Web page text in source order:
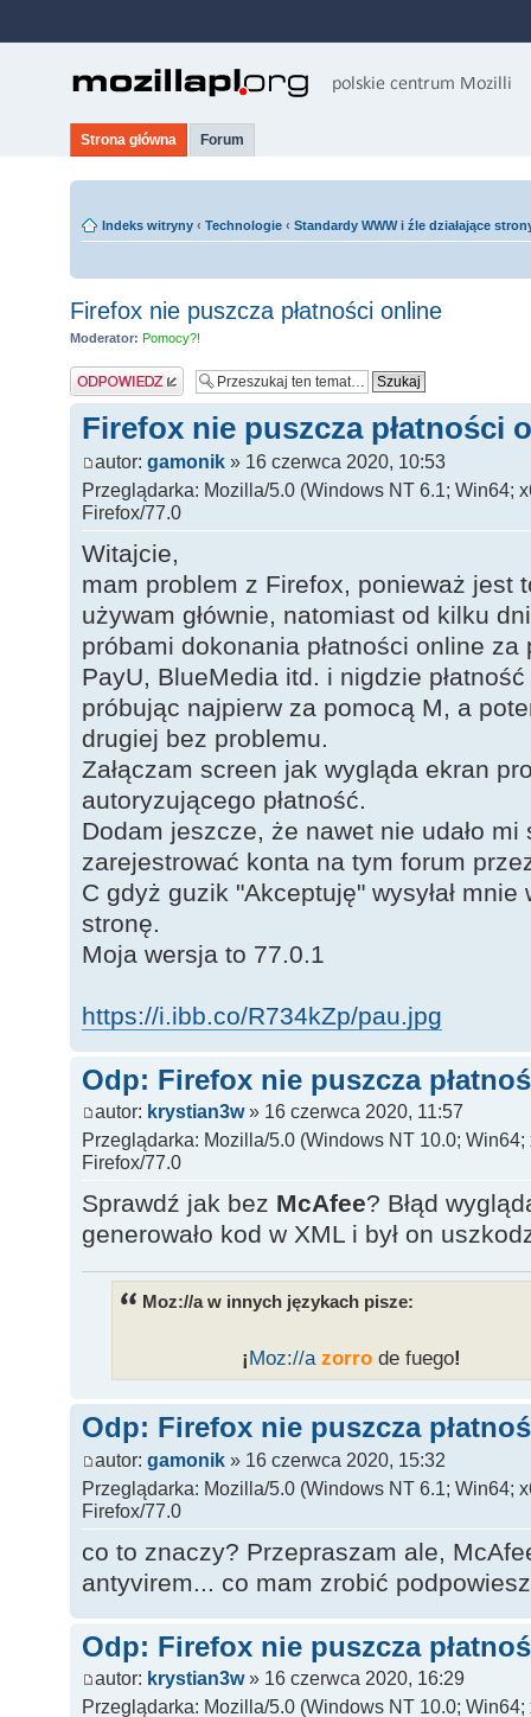
Strona główna Forum
Indeks witryny ‹ Technologie ‹ Standardy WWW i źle działające
Firefox nie puszcza płatności online
Moderator: Pomocy?!
Odpowiedz
Firefox nie puszcza płatności
autor: gamonik» 16 czerwca 2020, 10:53
Przeglądarka: Mozilla/5.0 (Windows NT 6.1; Win64;
Firefox/77.0
Witajcie,
mam problem z Firefox, ponieważ jest
używam głównie, natomiast od kilku
próbami dokonania płatności online
PayU, BlueMedia itd. i nigdzie
próbując najpierw za pomocą M, a
drugiej bez problemu.
Załączam screen jak wygląda ekran
autoryzującego płatność.
Dodam jeszcze, że nawet nie udało mi
zarejestrować konta na tym forum
C gdyż guzik "Akceptuję" wysyłał
stronę.
Moja wersja to 77.0.1
https://i.ibb.co/R734kZp/pau.jpg
Odp: Firefox nie puszcza
autor: krystian3w» 16 czerwca 2020, 11:57
Przeglądarka: Mozilla/5.0 (Windows NT 10.0;
Firefox/77.0
Sprawdź jak bez McAfee? Błąd
generowało kod w XML i był on
Moz://a w innych językach pisze:
¡Moz://a zorrode fuego!
Odp: Firefox nie puszcza
autor: gamonik» 16 czerwca 2020, 15:32
Przeglądarka: Mozilla/5.0 (Windows NT 6.1; Win64;
Firefox/77.0
co to znaczy? Przepraszam ale,
antyvirem... co mam zrobić
Odp: Firefox nie puszcza
autor: krystian3w» 16 czerwca 2020, 16:29
Przeglądarka: Mozilla/5.0 (Windows NT 10.0;